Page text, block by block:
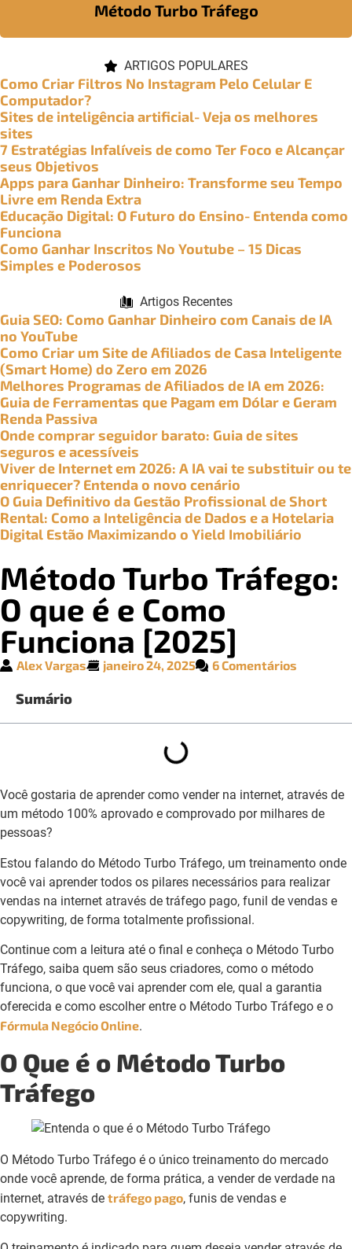
Método Turbo Tráfego
ARTIGOS POPULARES
Como Criar Filtros No Instagram Pelo Celular E
Computador?
Sites de inteligência artificial- Veja os melhores
sites
7 Estratégias Infalíveis de como Ter Foco e Alcançar
seus Objetivos
Apps para Ganhar Dinheiro: Transforme seu Tempo
Livre em Renda Extra
Educação Digital: O Futuro do Ensino- Entenda como
Funciona
Como Ganhar Inscritos No Youtube – 15 Dicas
Simples e Poderosos
Artigos Recentes
Guia SEO: Como Ganhar Dinheiro com Canais de IA
no YouTube
Como Criar um Site de Afiliados de Casa Inteligente
(Smart Home) do Zero em 2026
Melhores Programas de Afiliados de IA em 2026:
Guia de Ferramentas que Pagam em Dólar e Geram
Renda Passiva
Onde comprar seguidor barato: Guia de sites
seguros e acessíveis
Viver de Internet em 2026: A IA vai te substituir ou te
enriquecer? Entenda o novo cenário
O Guia Definitivo da Gestão Profissional de Short
Rental: Como a Inteligência de Dados e a Hotelaria
Digital Estão Maximizando o Yield Imobiliário
Método Turbo Tráfego:
O que é e Como
Funciona [2025]
Alex Vargas janeiro 24, 2025 6 Comentários
Sumário
Você gostaria de aprender como vender na internet, através de
um método 100% aprovado e comprovado por milhares de
pessoas?
Estou falando do Método Turbo Tráfego, um treinamento onde
você vai aprender todos os pilares necessários para realizar
vendas na internet através de tráfego pago, funil de vendas e
copywriting, de forma totalmente profissional.
Continue com a leitura até o final e conheça o Método Turbo
Tráfego, saiba quem são seus criadores, como o método
funciona, o que você vai aprender com ele, qual a garantia
oferecida e como escolher entre o Método Turbo Tráfego e o
Fórmula Negócio Online.
O Que é o Método Turbo
Tráfego
O Método Turbo Tráfego é o único treinamento do mercado
onde você aprende, de forma prática, a vender de verdade na
internet, através de tráfego pago, funis de vendas e
copywriting.